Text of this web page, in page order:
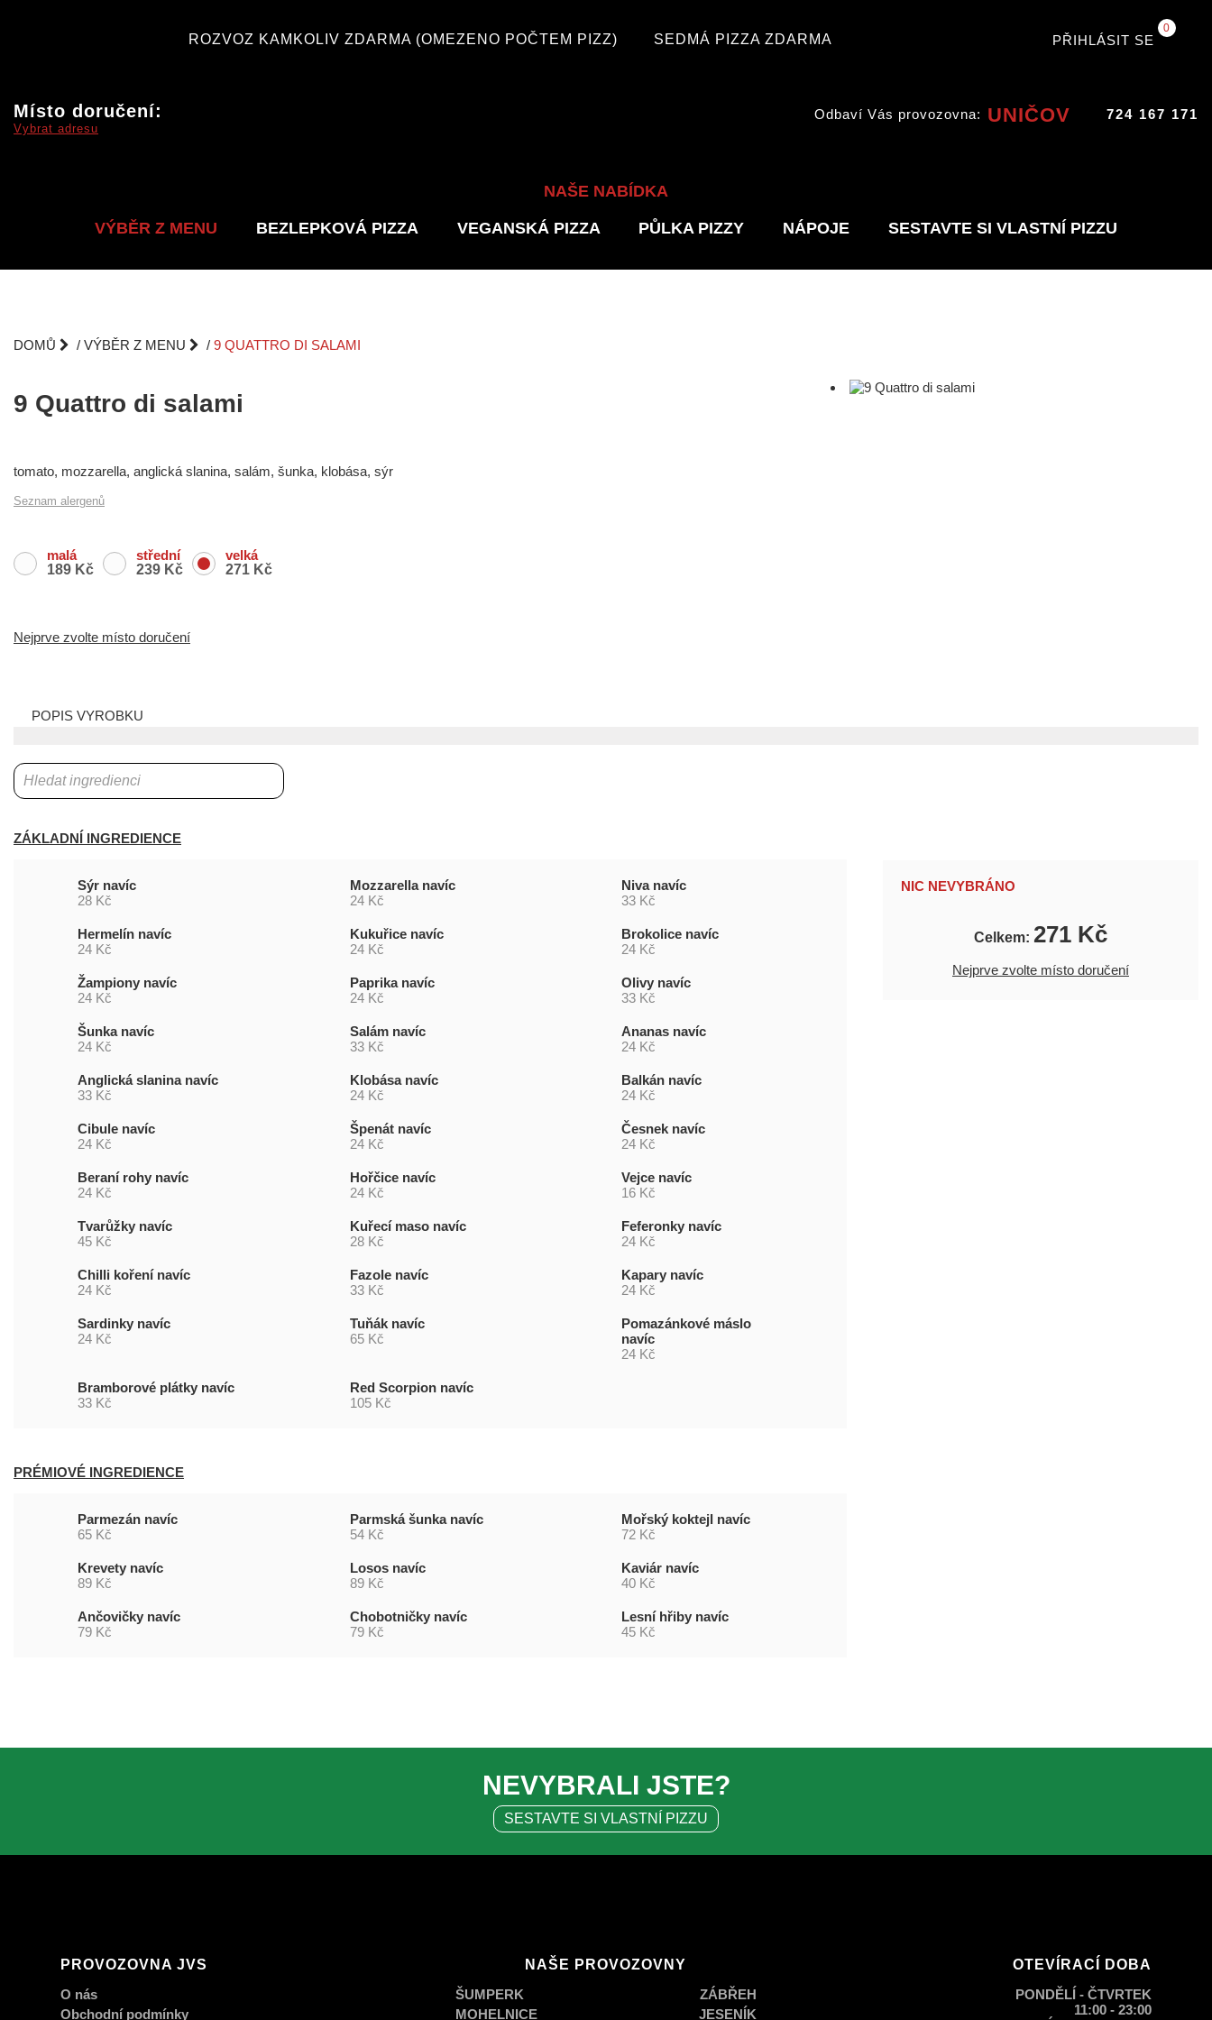
PŘIHLÁSIT SE
0
ROZVOZ KAMKOLIV ZDARMA (OMEZENO POČTEM PIZZ) SEDMÁ PIZZA ZDARMA
Místo doručení:
Vybrat adresu
Odbaví Vás provozovna: UNIČOV 724 167 171
NAŠE NABÍDKA
VÝBĚR Z MENU BEZLEPKOVÁ PIZZA VEGANSKÁ PIZZA PŮLKA PIZZY NÁPOJE SESTAVTE SI VLASTNÍ PIZZU
DOMŮ VÝBĚR Z MENU 9 QUATTRO DI SALAMI
9 Quattro di salami
tomato, mozzarella, anglická slanina, salám, šunka, klobása, sýr
Seznam alergenů
malá
189 Kč
střední
239 Kč
velká
271 Kč
Nejprve zvolte místo doručení
POPIS VYROBKU
ZÁKLADNÍ INGREDIENCE
Sýr navíc
28 Kč
Mozzarella navíc
24 Kč
Niva navíc
33 Kč
Hermelín navíc
24 Kč
Kukuřice navíc
24 Kč
Brokolice navíc
24 Kč
Žampiony navíc
24 Kč
Paprika navíc
24 Kč
Olivy navíc
33 Kč
Šunka navíc
24 Kč
Salám navíc
33 Kč
Ananas navíc
24 Kč
Anglická slanina navíc
33 Kč
Klobása navíc
24 Kč
Balkán navíc
24 Kč
Cibule navíc
24 Kč
Špenát navíc
24 Kč
Česnek navíc
24 Kč
Beraní rohy navíc
24 Kč
Hořčice navíc
24 Kč
Vejce navíc
16 Kč
Tvarůžky navíc
45 Kč
Kuřecí maso navíc
28 Kč
Feferonky navíc
24 Kč
Chilli koření navíc
24 Kč
Fazole navíc
33 Kč
Kapary navíc
24 Kč
Sardinky navíc
24 Kč
Tuňák navíc
65 Kč
Pomazánkové máslo
navíc
24 Kč
Bramborové plátky navíc
33 Kč
Red Scorpion navíc
105 Kč
PRÉMIOVÉ INGREDIENCE
Parmezán navíc
65 Kč
Parmská šunka navíc
54 Kč
Mořský koktejl navíc
72 Kč
Krevety navíc
89 Kč
Losos navíc
89 Kč
Kaviár navíc
40 Kč
Ančovičky navíc
79 Kč
Chobotničky navíc
79 Kč
Lesní hřiby navíc
45 Kč
NIC NEVYBRÁNO
Celkem: 271 Kč
Nejprve zvolte místo doručení
NEVYBRALI JSTE?
SESTAVTE SI VLASTNÍ PIZZU
PROVOZOVNA JVS
O nás
Obchodní podmínky
NAŠE PROVOZOVNY
ŠUMPERK
ZÁBŘEH
MOHELNICE
JESENÍK
OTEVÍRACÍ DOBA
PONDĚLÍ - ČTVRTEK
11:00 - 23:00